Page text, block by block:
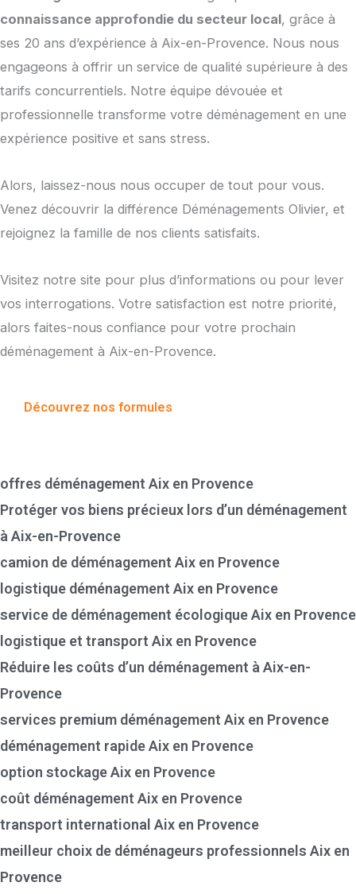
connaissance approfondie du secteur local, grâce à
ses 20 ans d’expérience à Aix-en-Provence. Nous nous
engageons à offrir un service de qualité supérieure à des
tarifs concurrentiels. Notre équipe dévouée et
professionnelle transforme votre déménagement en une
expérience positive et sans stress.
Alors, laissez-nous nous occuper de tout pour vous.
Venez découvrir la différence Déménagements Olivier, et
rejoignez la famille de nos clients satisfaits.
Visitez notre site pour plus d’informations ou pour lever
vos interrogations. Votre satisfaction est notre priorité,
alors faites-nous confiance pour votre prochain
déménagement à Aix-en-Provence.
Découvrez nos formules
offres déménagement Aix en Provence
Protéger vos biens précieux lors d’un déménagement
à Aix-en-Provence
camion de déménagement Aix en Provence
logistique déménagement Aix en Provence
service de déménagement écologique Aix en Provence
logistique et transport Aix en Provence
Réduire les coûts d’un déménagement à Aix-en-
Provence
services premium déménagement Aix en Provence
déménagement rapide Aix en Provence
option stockage Aix en Provence
coût déménagement Aix en Provence
transport international Aix en Provence
meilleur choix de déménageurs professionnels Aix en
Provence